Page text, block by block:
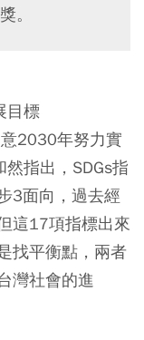
。
目標
意2030年努力實
指出，SDGs指
3面向，過去經
這17項指標出來
找平衡點，兩者
灣社會的進